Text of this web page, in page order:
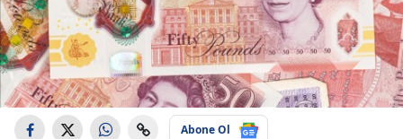
Abone Ol